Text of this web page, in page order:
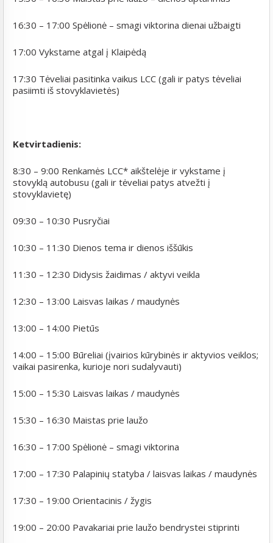
16:30 – 17:00 Spėlionė – smagi viktorina dienai užbaigti
17:00 Vykstame atgal į Klaipėdą
17:30 Tėveliai pasitinka vaikus LCC (gali ir patys tėveliai
pasiimti iš stovyklavietės)
Ketvirtadienis:
8:30 – 9:00 Renkamės LCC* aikštelėje ir vykstame į
stovyklą autobusu (gali ir tėveliai patys atvežti į
stovyklavietę)
09:30 – 10:30 Pusryčiai
10:30 – 11:30 Dienos tema ir dienos iššūkis
11:30 – 12:30 Didysis žaidimas / aktyvi veikla
12:30 – 13:00 Laisvas laikas / maudynės
13:00 – 14:00 Pietūs
14:00 – 15:00 Būreliai (įvairios kūrybinės ir aktyvios veiklos;
vaikai pasirenka, kurioje nori sudalyvauti)
15:00 – 15:30 Laisvas laikas / maudynės
15:30 – 16:30 Maistas prie laužo
16:30 – 17:00 Spėlionė – smagi viktorina
17:00 – 17:30 Palapinių statyba / laisvas laikas / maudynės
17:30 – 19:00 Orientacinis / žygis
19:00 – 20:00 Pavakariai prie laužo bendrystei stiprinti